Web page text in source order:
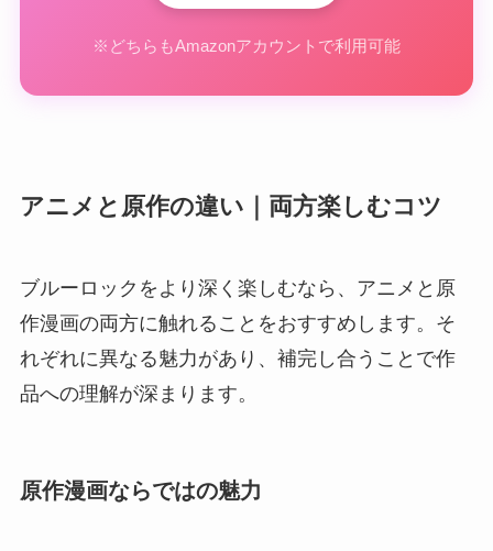
※どちらもAmazonアカウントで利用可能
アニメと原作の違い｜両方楽しむコツ
ブルーロックをより深く楽しむなら、アニメと原
作漫画の両方に触れることをおすすめします。そ
れぞれに異なる魅力があり、補完し合うことで作
品への理解が深まります。
原作漫画ならではの魅力